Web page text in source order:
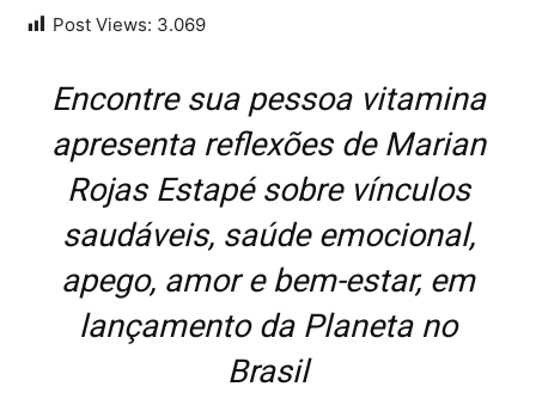
Post Views: 3.069
Encontre sua pessoa vitamina
apresenta reflexões de Marian
Rojas Estapé sobre vínculos
saudáveis, saúde emocional,
apego, amor e bem-estar, em
lançamento da Planeta no
Brasil